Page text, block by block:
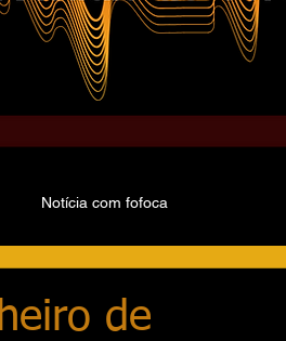
Notícia com fofoca
de